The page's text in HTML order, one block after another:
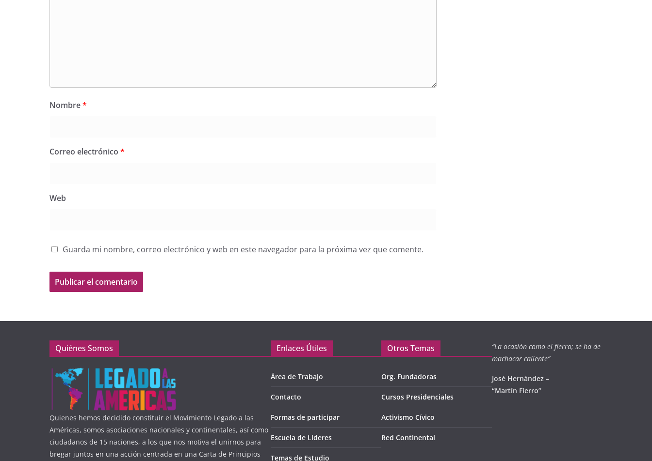
Nombre*
Correo electrónico *
Web
Guarda mi nombre, correo electrónico y web en este navegador para la próxima vez que comente.
Quiénes Somos
Quienes hemos decidido constituir el Movimiento Legado a las
Américas, somos asociaciones nacionales y continentales, así como
ciudadanos de 15 naciones, a los que nos motiva el unirnos para
bregar juntos en una acción centrada en una Carta de Principios
Enlaces Útiles
Área de Trabajo
Contacto
Formas de participar
Escuela de Lideres
Temas de Estudio
Otros Temas
Org. Fundadoras
Cursos Presidenciales
Activismo Cívico
Red Continental
“La ocasión como el fierro; se ha de
machacar caliente”
José Hernández –
“Martín Fierro”